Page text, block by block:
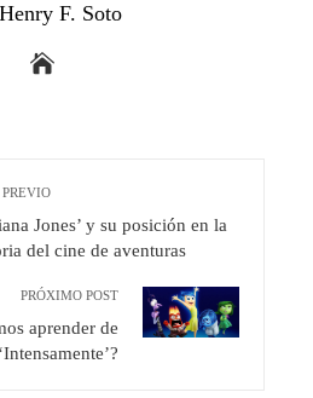
F. Soto
PREVIO
Jones’ y su posición en la
del cine de aventuras
PRÓXIMO POST
aprender de
‘Intensamente’?